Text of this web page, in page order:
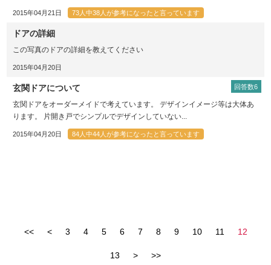
2015年04月21日 73人中38人が参考になったと言っています
ドアの詳細
この写真のドアの詳細を教えてください
2015年04月20日
回答数6
玄関ドアについて
玄関ドアをオーダーメイドで考えています。 デザインイメージ等は大体あ
ります。 片開き戸でシンプルでデザインしていない...
2015年04月20日 84人中44人が参考になったと言っています
<< < 3 4 5 6 7 8 9 10 11 12
13 > >>